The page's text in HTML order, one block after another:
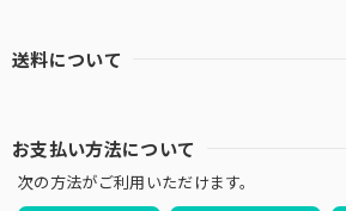
送料について
お支払い方法について
次の方法がご利用いただけます。